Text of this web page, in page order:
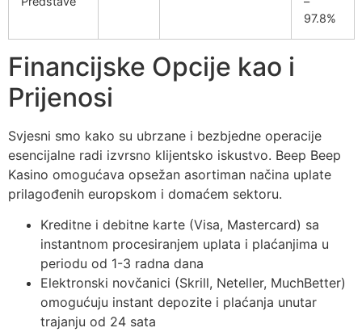
97.8%
Financijske Opcije kao i
Prijenosi
Svjesni smo kako su ubrzane i bezbjedne operacije
esencijalne radi izvrsno klijentsko iskustvo. Beep Beep
Kasino omogućava opsežan asortiman načina uplate
prilagođenih europskom i domaćem sektoru.
Kreditne i debitne karte (Visa, Mastercard) sa
instantnom procesiranjem uplata i plaćanjima u
periodu od 1-3 radna dana
Elektronski novčanici (Skrill, Neteller, MuchBetter)
omogućuju instant depozite i plaćanja unutar
trajanju od 24 sata